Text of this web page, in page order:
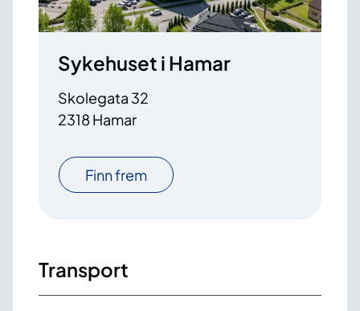
Sykehuset i Hamar
Skolegata 32
2318 Hamar
Finn frem
Transport